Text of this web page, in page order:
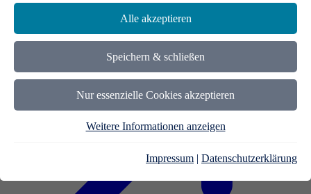
Alle akzeptieren
Speichern & schließen
Nur essenzielle Cookies akzeptieren
Weitere Informationen anzeigen
Impressum | Datenschutzerklärung